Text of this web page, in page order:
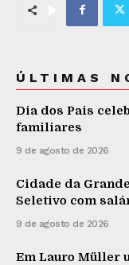
ÚLTIMAS
Dia dos Pais
familiares
9 de agosto de 2026
Cidade da
Seletivo com
9 de agosto de 2026
Em Lauro Müller